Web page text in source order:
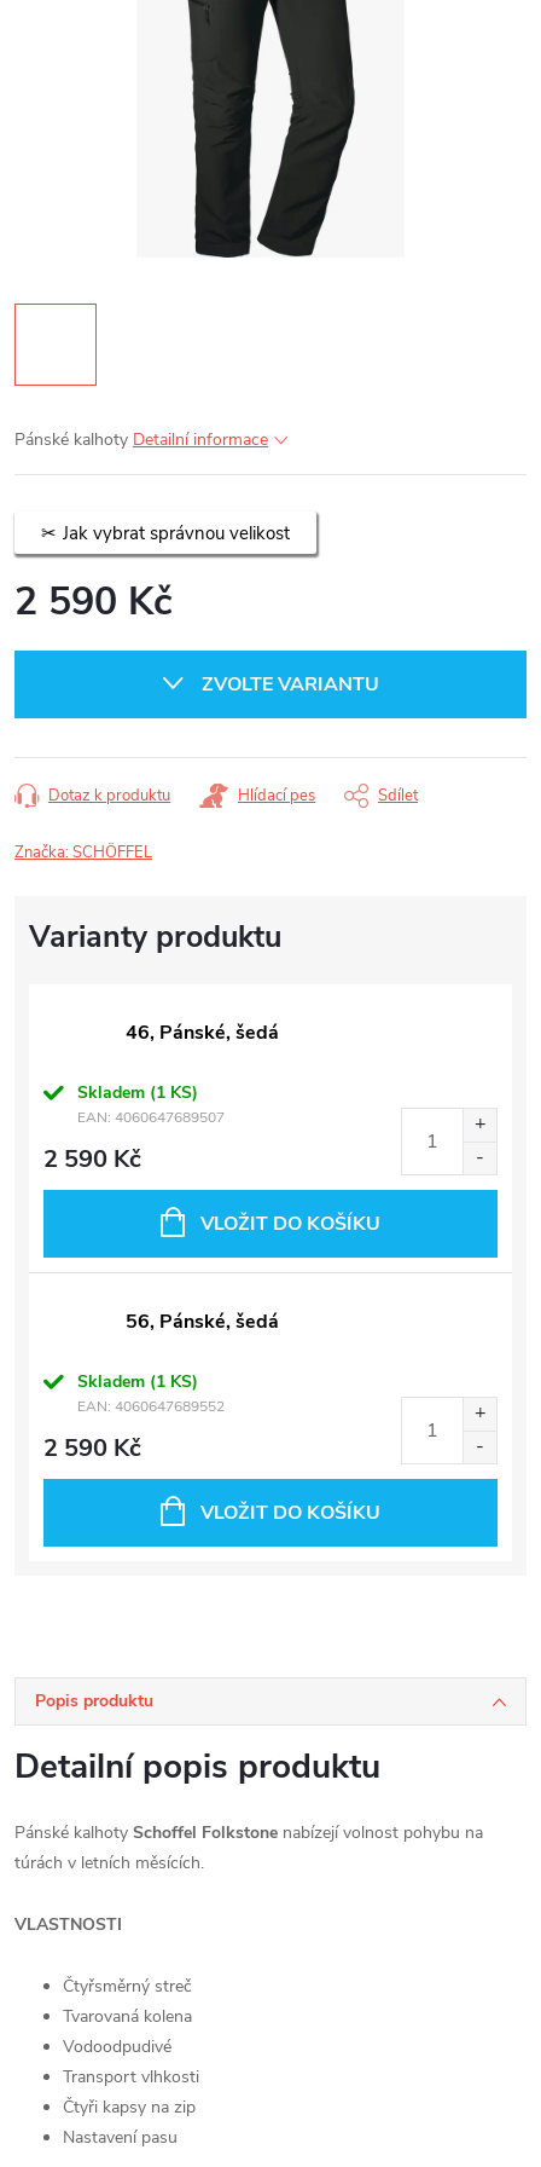
Pánské kalhoty Detailní informace
Jak vybrat správnou velikost
2 590 Kč
ZVOLTE VARIANTU
Dotaz k produktu Hlídací pes Sdílet
Značka:SCHÖFFEL
46, Pánské, šedá
Skladem (1 KS)
EAN: 4060647689507
2 590 Kč
VLOŽIT DO KOŠÍKU
56, Pánské, šedá
Skladem (1 KS)
EAN: 4060647689552
2 590 Kč
VLOŽIT DO KOŠÍKU
Popis produktu
Detailní popis produktu
Pánské kalhoty Schoffel Folkstone nabízejí volnost pohybu na
túrách v letních měsících.
VLASTNOSTI
Čtyřsměrný streč
Tvarovaná kolena
Vodoodpudivé
Transport vlhkosti
Čtyři kapsy na zip
Nastavení pasu